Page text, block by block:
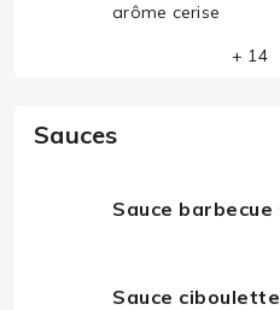
arôme cerise
+ 14
Sauces
Sauce barbecue
Sauce ciboulette